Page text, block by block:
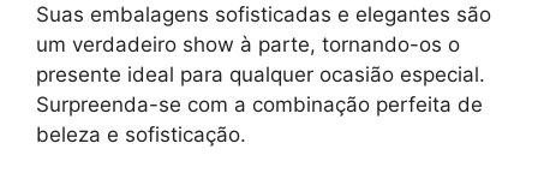
Suas embalagens sofisticadas e elegantes são
um verdadeiro show à parte, tornando-os o
presente ideal para qualquer ocasião especial.
Surpreenda-se com a combinação perfeita de
beleza e sofisticação.